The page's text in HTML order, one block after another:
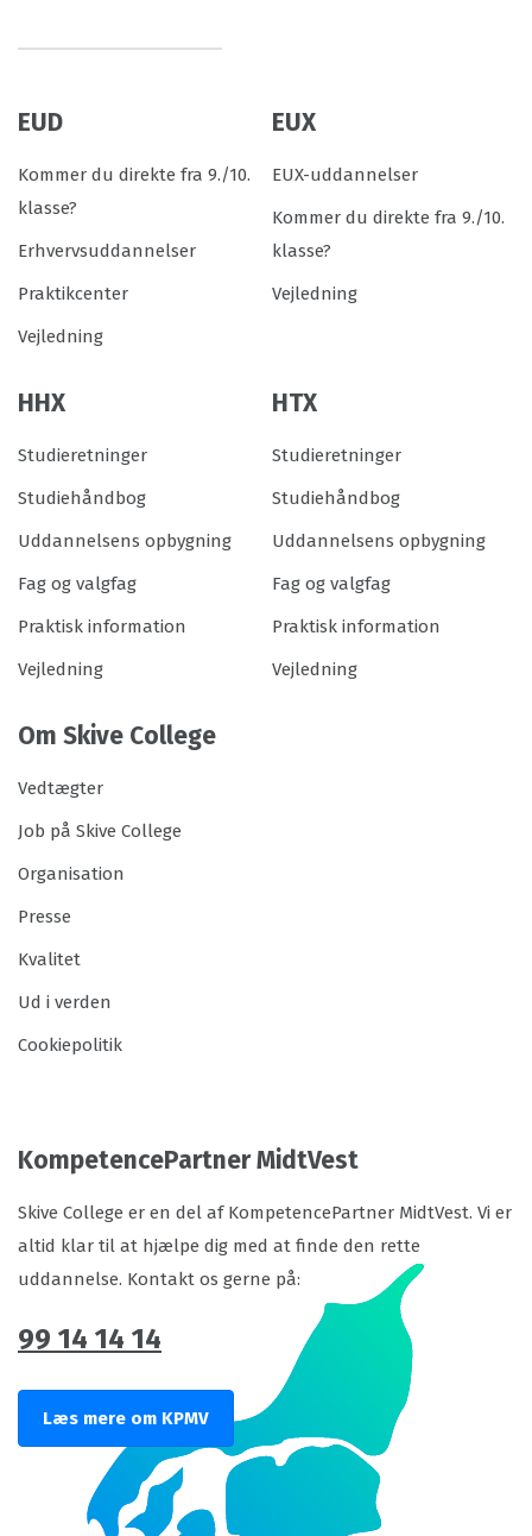
EUD
Kommer du direkte fra 9./10.
klasse?
Erhvervsuddannelser
Praktikcenter
Vejledning
EUX
EUX-uddannelser
Kommer du direkte fra 9./10.
klasse?
Vejledning
HHX
Studieretninger
Studiehåndbog
Uddannelsens opbygning
Fag og valgfag
Praktisk information
Vejledning
HTX
Studieretninger
Studiehåndbog
Uddannelsens opbygning
Fag og valgfag
Praktisk information
Vejledning
Om Skive College
Vedtægter
Job på Skive College
Organisation
Presse
Kvalitet
Ud i verden
Cookiepolitik
KompetencePartner MidtVest
Skive College er en del af KompetencePartner MidtVest. Vi er
altid klar til at hjælpe dig med at finde den rette
uddannelse. Kontakt os gerne på:
99 14 14 14
Læs mere om KPMV